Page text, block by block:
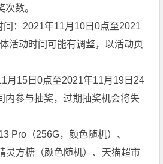
数。
间：2021年11月10日0点至2021
活动时间可能有调整，以活动页
月15日0点至2021年11月19日24
内参与抽奖，过期抽奖机会将失
Pro（256G，颜色随机）、
灵方糖（颜色随机）、天猫超市